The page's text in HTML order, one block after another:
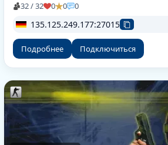
32 / 32 0 0 0
135.125.249.177:27015
Подробнее Подключиться